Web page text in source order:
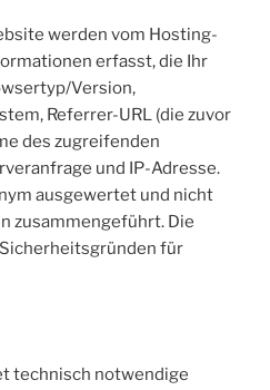
werden vom Hosting-
erfasst, die Ihr
Version,
Referrer-URL (die zuvor
des zugreifenden
und IP-Adresse.
ausgewertet und nicht
zusammengeführt. Die
für
technisch notwendige